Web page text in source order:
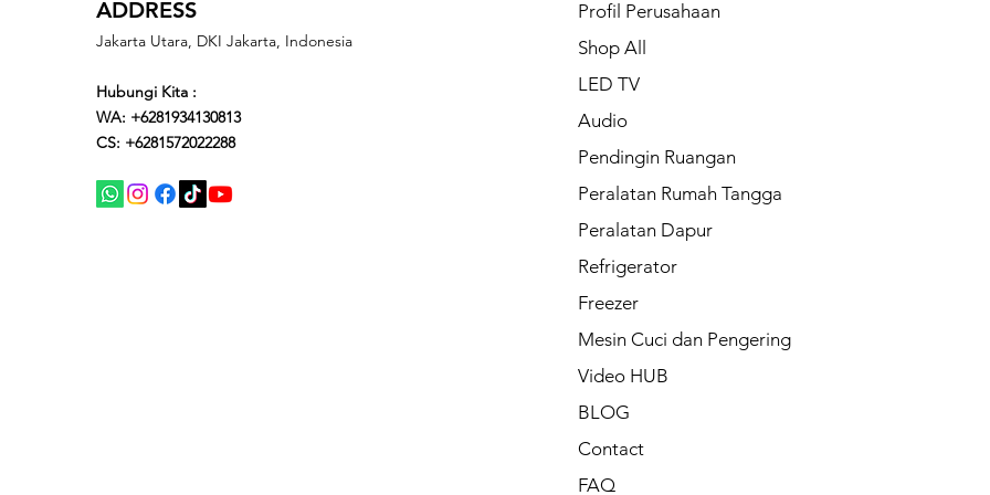
ADDRESS
Jakarta Utara, DKI Jakarta, Indonesia
Hubungi Kita :
WA: +6281934130813
CS: +6281572022288
Profil Perusahaan
Shop All
LED TV
Audio
Pendingin Ruangan
Peralatan Rumah Tangga
Peralatan Dapur
Refrigerator
Freezer
Mesin Cuci dan Pengering
Video HUB
BLOG
Contact
FAQ